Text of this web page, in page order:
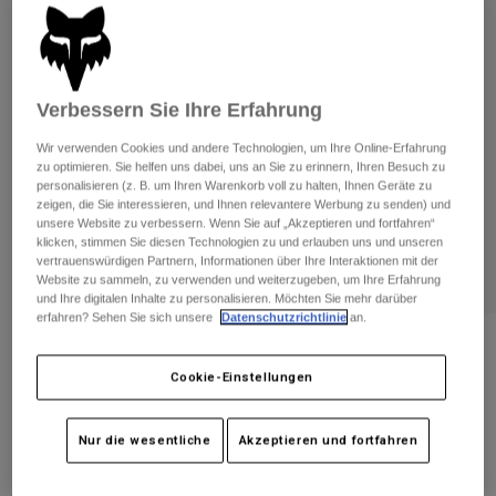
Hosen
Kurze Hosen
Jacken
Handschuhe
Protektoren
Brillen
Zubehör
Hosen
Protektoren
Brillen
Socken
Spare parts
Hemden
Alle anzeigen
Damen
T-Shirts & Tops
Hoodies und Pullover
Jacken
Hosen
Kinder
Guards
Brillen
Socken
Moto
Helme
Jerseys
Guards
Handschuhe
Jugend Jacke Titan Sport
Artikelnr.24019-001-OS
Verbessern Sie Ihre Erfahrung
Wir verwenden Cookies und andere Technologien, um Ihre Online-Erfahrung
zu optimieren. Sie helfen uns dabei, uns an Sie zu erinnern, Ihren Besuch zu
personalisieren (z. B. um Ihren Warenkorb voll zu halten, Ihnen Geräte zu
zeigen, die Sie interessieren, und Ihnen relevantere Werbung zu senden) und
unsere Website zu verbessern. Wenn Sie auf „Akzeptieren und fortfahren“
klicken, stimmen Sie diesen Technologien zu und erlauben uns und unseren
vertrauenswürdigen Partnern, Informationen über Ihre Interaktionen mit der
Website zu sammeln, zu verwenden und weiterzugeben, um Ihre Erfahrung
und Ihre digitalen Inhalte zu personalisieren. Möchten Sie mehr darüber
erfahren? Sehen Sie sich unsere
Datenschutzrichtlinie an.
Cookie-Einstellungen
Nur die wesentliche Akzeptieren und fortfahren